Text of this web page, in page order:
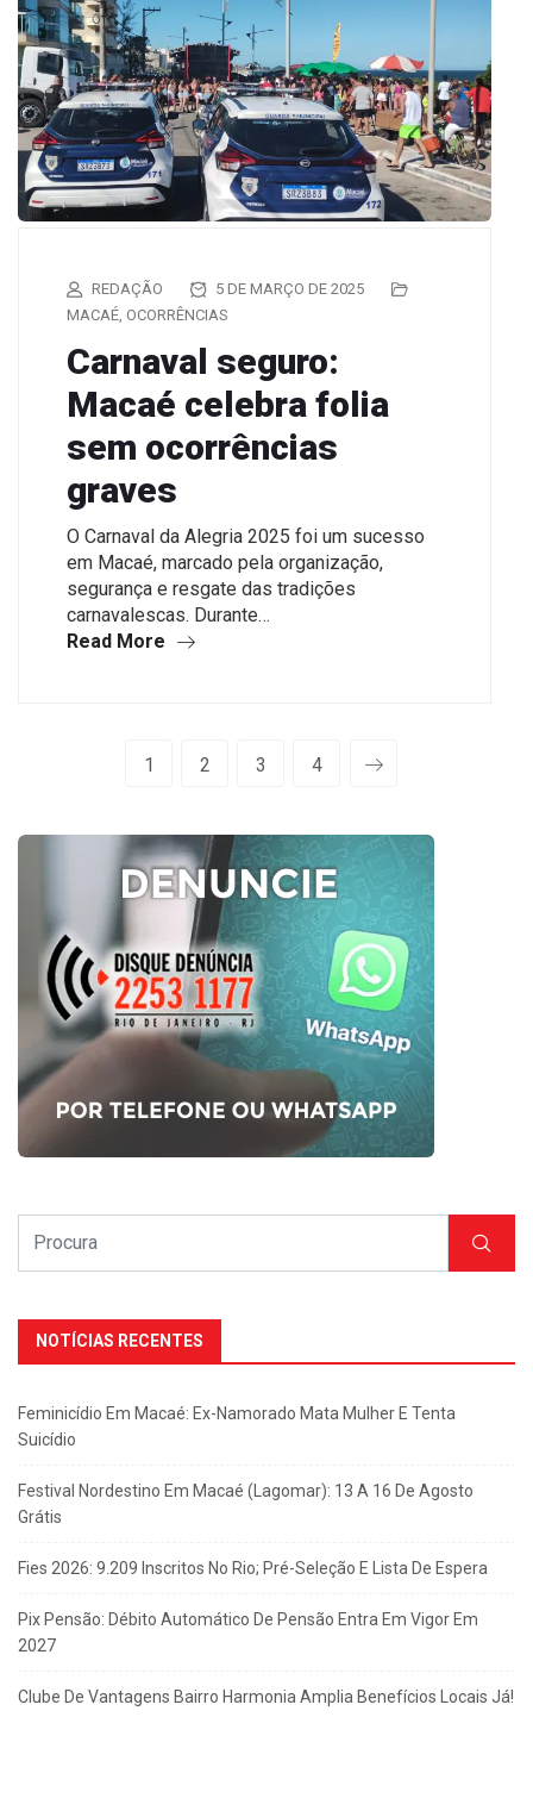
REDAÇÃO
5 DE MARÇO DE 2025
MACAÉ, OCORRÊNCIAS
Carnaval seguro:
Macaé celebra folia
sem ocorrências
graves
O Carnaval da Alegria 2025 foi um sucesso
em Macaé, marcado pela organização,
segurança e resgate das tradições
carnavalescas. Durante…
Read More
1 2 3 4
NOTÍCIAS RECENTES
Feminicídio Em Macaé: Ex-Namorado Mata Mulher E Tenta
Suicídio
Festival Nordestino Em Macaé (Lagomar): 13 A 16 De Agosto
Grátis
Fies 2026: 9.209 Inscritos No Rio; Pré-Seleção E Lista De Espera
Pix Pensão: Débito Automático De Pensão Entra Em Vigor Em
2027
Clube De Vantagens Bairro Harmonia Amplia Benefícios Locais Já!